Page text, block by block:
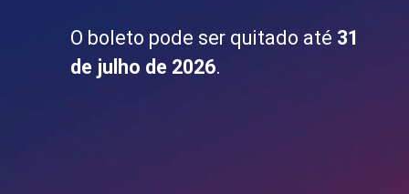
O boleto pode ser quitado até 31
de julho de 2026.